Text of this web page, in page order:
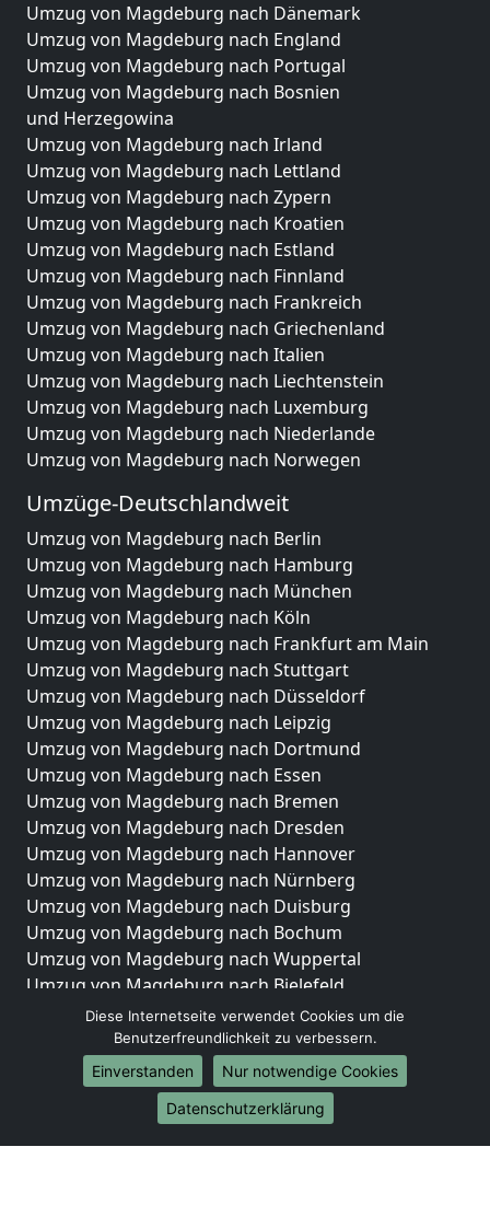
Umzug von Magdeburg nach Dänemark
Umzug von Magdeburg nach England
Umzug von Magdeburg nach Portugal
Umzug von Magdeburg nach Bosnien
und Herzegowina
Umzug von Magdeburg nach Irland
Umzug von Magdeburg nach Lettland
Umzug von Magdeburg nach Zypern
Umzug von Magdeburg nach Kroatien
Umzug von Magdeburg nach Estland
Umzug von Magdeburg nach Finnland
Umzug von Magdeburg nach Frankreich
Umzug von Magdeburg nach Griechenland
Umzug von Magdeburg nach Italien
Umzug von Magdeburg nach Liechtenstein
Umzug von Magdeburg nach Luxemburg
Umzug von Magdeburg nach Niederlande
Umzug von Magdeburg nach Norwegen
Umzüge-Deutschlandweit
Umzug von Magdeburg nach Berlin
Umzug von Magdeburg nach Hamburg
Umzug von Magdeburg nach München
Umzug von Magdeburg nach Köln
Umzug von Magdeburg nach Frankfurt am Main
Umzug von Magdeburg nach Stuttgart
Umzug von Magdeburg nach Düsseldorf
Umzug von Magdeburg nach Leipzig
Umzug von Magdeburg nach Dortmund
Umzug von Magdeburg nach Essen
Umzug von Magdeburg nach Bremen
Umzug von Magdeburg nach Dresden
Umzug von Magdeburg nach Hannover
Umzug von Magdeburg nach Nürnberg
Umzug von Magdeburg nach Duisburg
Umzug von Magdeburg nach Bochum
Umzug von Magdeburg nach Wuppertal
Umzug von Magdeburg nach Bielefeld
Umzug von Magdeburg nach Bonn
Umzug von Magdeburg nach Münster
Internationale-Umzüge
Umzug von Magdeburg nach Brasilien
Umzug von Magdeburg nach Brunei Darussalam
Diese Internetseite verwendet Cookies um die
Benutzerfreundlichkeit zu verbessern.
Einverstanden
Nur notwendige Cookies
Datenschutzerklärung